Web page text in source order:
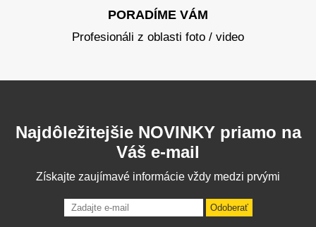
PORADÍME VÁM
Profesionáli z oblasti foto / video
Najdôležitejšie NOVINKY priamo na
Váš e-mail
Získajte zaujímavé informácie vždy medzi prvými
Odoberať